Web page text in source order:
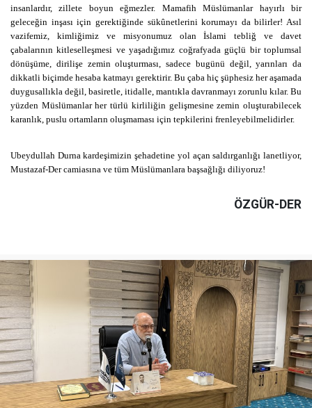
insanlardır, zillete boyun eğmezler. Mamafih Müslümanlar hayırlı bir
geleceğin inşası için gerektiğinde sükûnetlerini korumayı da bilirler! Asıl
vazifemiz, kimliğimiz ve misyonumuz olan İslami tebliğ ve davet
çabalarının kitleselleşmesi ve yaşadığımız coğrafyada güçlü bir toplumsal
dönüşüme, dirilişe zemin oluşturması, sadece bugünü değil, yarınları da
dikkatli biçimde hesaba katmayı gerektirir. Bu çaba hiç şüphesiz her aşamada
duygusallıkla değil, basiretle, itidalle, mantıkla davranmayı zorunlu kılar. Bu
yüzden Müslümanlar her türlü kirliliğin gelişmesine zemin oluşturabilecek
karanlık, puslu ortamların oluşmaması için tepkilerini frenleyebilmelidirler.
Ubeydullah Durna kardeşimizin şehadetine yol açan saldırganlığı lanetliyor,
Mustazaf-Der camiasına ve tüm Müslümanlara başsağlığı diliyoruz!
ÖZGÜR-DER